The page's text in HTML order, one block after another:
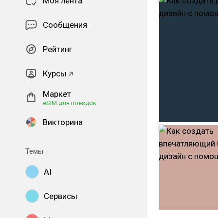
Сообщения
Рейтинг
Курсы
Маркет
eSIM для поездок
Викторина
Темы
AI
Сервисы